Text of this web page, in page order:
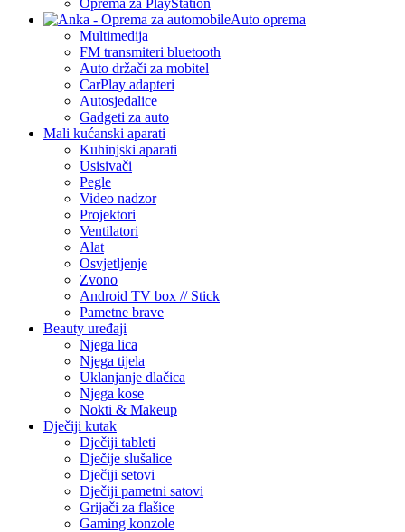
Oprema za PlayStation
Auto oprema
Multimedija
FM transmiteri bluetooth
Auto držači za mobitel
CarPlay adapteri
Autosjedalice
Gadgeti za auto
Mali kućanski aparati
Kuhinjski aparati
Usisivači
Pegle
Video nadzor
Projektori
Ventilatori
Alat
Osvjetljenje
Zvono
Android TV box // Stick
Pametne brave
Beauty uređaji
Njega lica
Njega tijela
Uklanjanje dlačica
Njega kose
Nokti & Makeup
Dječiji kutak
Dječiji tableti
Dječije slušalice
Dječiji setovi
Dječiji pametni satovi
Grijači za flašice
Gaming konzole